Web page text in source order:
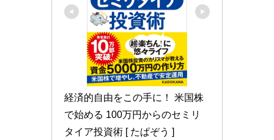
経済的自由をこの手に！ 米国株
で始める 100万円からのセミリ
タイア投資術 [ たぱぞう ]